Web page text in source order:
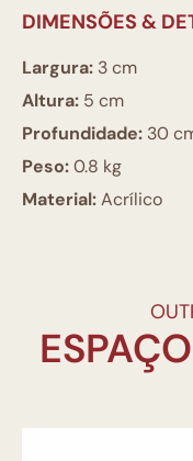
DIMENSÕES &
Largura: 3 cm
Altura: 5 cm
Profundidade: 30
Peso:0.8 kg
Material:Acrílico